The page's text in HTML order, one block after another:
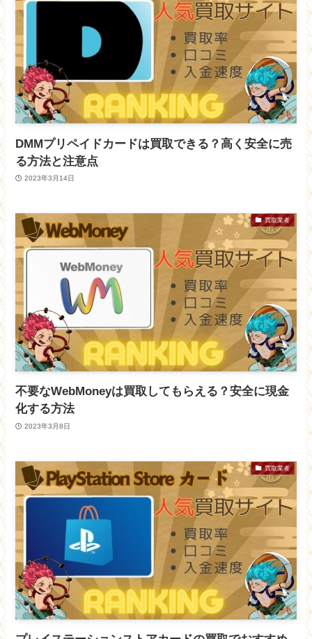
DMMプリペイドカードは買取できる？高く安全に売
る方法と注意点
2023年3月14日
買取業者
不要なWebMoneyは買取してもらえる？安全に現金
化する方法
2023年3月8日
買取業者